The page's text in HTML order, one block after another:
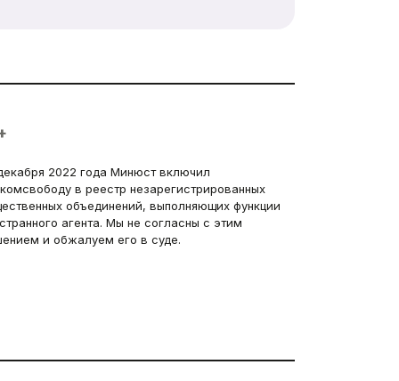
2022 года Минюст включил
в реестр незарегистрированных
объединений, выполняющих функции
агента. Мы не согласны с этим
и обжалуем его в суде.